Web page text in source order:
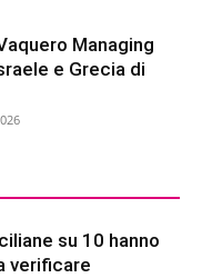
Managing
e Grecia di
su 10 hanno
verificare